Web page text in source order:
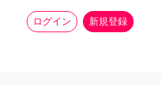
ログイン 新規登録
家事 more_horiz